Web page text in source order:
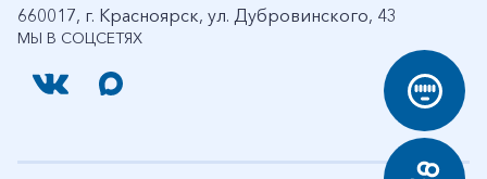
МЫ В СОЦСЕТЯХ
660017, г. Красноярск, ул. Дубровинского, 43